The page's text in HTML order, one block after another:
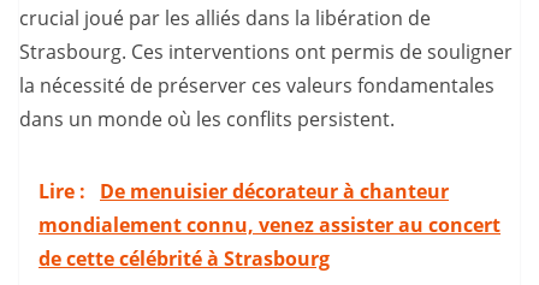
crucial joué par les alliés dans la libération de
Strasbourg. Ces interventions ont permis de souligner
la nécessité de préserver ces valeurs fondamentales
dans un monde où les conflits persistent.
Lire :
De menuisier décorateur à chanteur
mondialement connu, venez assister au concert
de cette célébrité à Strasbourg